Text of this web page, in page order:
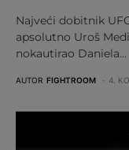
Najveći dobitnik
apsolutno Uroš
nokautirao Daniela…
AUTOR FIGHTROOM 4.